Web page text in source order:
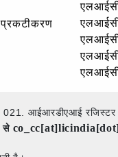
021. आईआरडीएआई
से